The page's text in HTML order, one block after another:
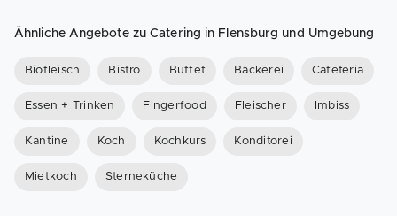
Ähnliche Angebote zu Catering in Flensburg und Umgebung
Biofleisch Bistro Buffet Bäckerei Cafeteria
Essen + Trinken Fingerfood Fleischer Imbiss
Kantine Koch Kochkurs Konditorei
Mietkoch Sterneküche